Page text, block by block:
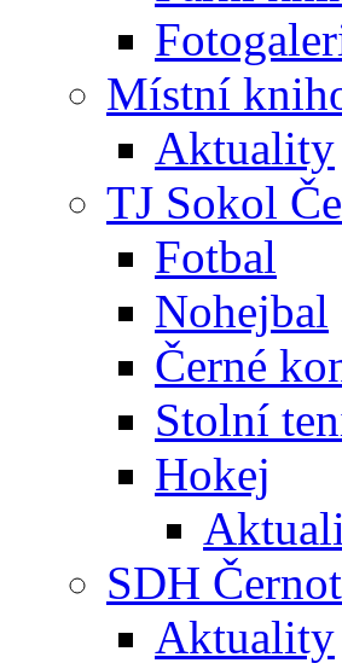
Místní
Aktuality
TJ Sokol
Fotbal
Nohejbal
Černé
Stolní
Hokej
SDH
Aktuality